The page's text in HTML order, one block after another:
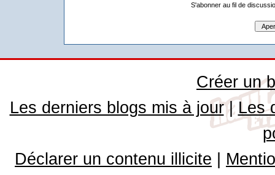
S'abonner au fil de
Créer un
Les derniers blogs mis à jour| Les
Déclarer un contenu illicite